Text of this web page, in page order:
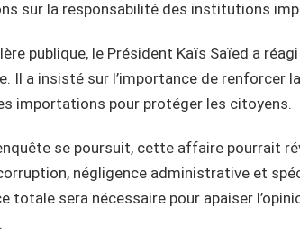
sur la responsabilité des institutions
publique, le Président Kaïs Saïed a
Il a insisté sur l’importance de renforcer
importations pour protéger les citoyens.
se poursuit, cette affaire pourrait
négligence administrative et
totale sera nécessaire pour apaiser